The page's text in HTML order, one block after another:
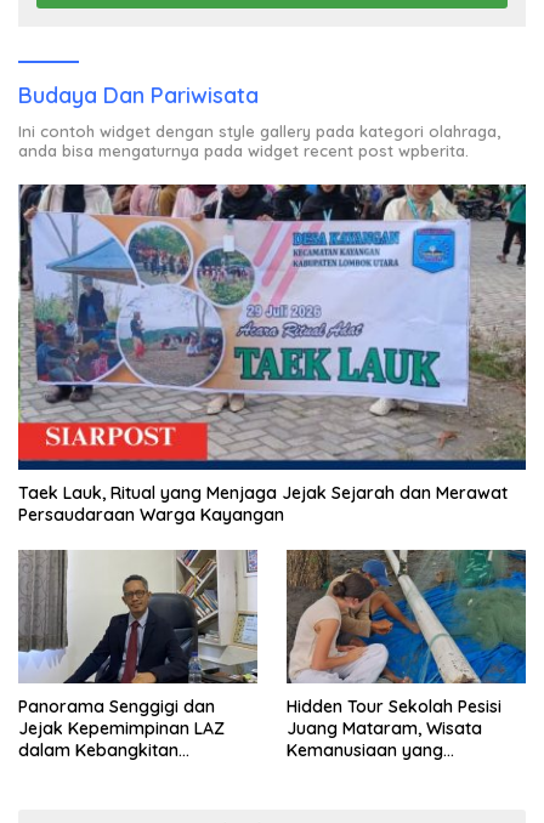
Budaya Dan Pariwisata
Ini contoh widget dengan style gallery pada kategori olahraga,
anda bisa mengaturnya pada widget recent post wpberita.
Taek Lauk, Ritual yang Menjaga Jejak Sejarah dan Merawat
Persaudaraan Warga Kayangan
Panorama Senggigi dan
Jejak Kepemimpinan LAZ
dalam Kebangkitan
Hidden Tour Sekolah Pesisi
Juang Mataram, Wisata
Kemanusiaan yang